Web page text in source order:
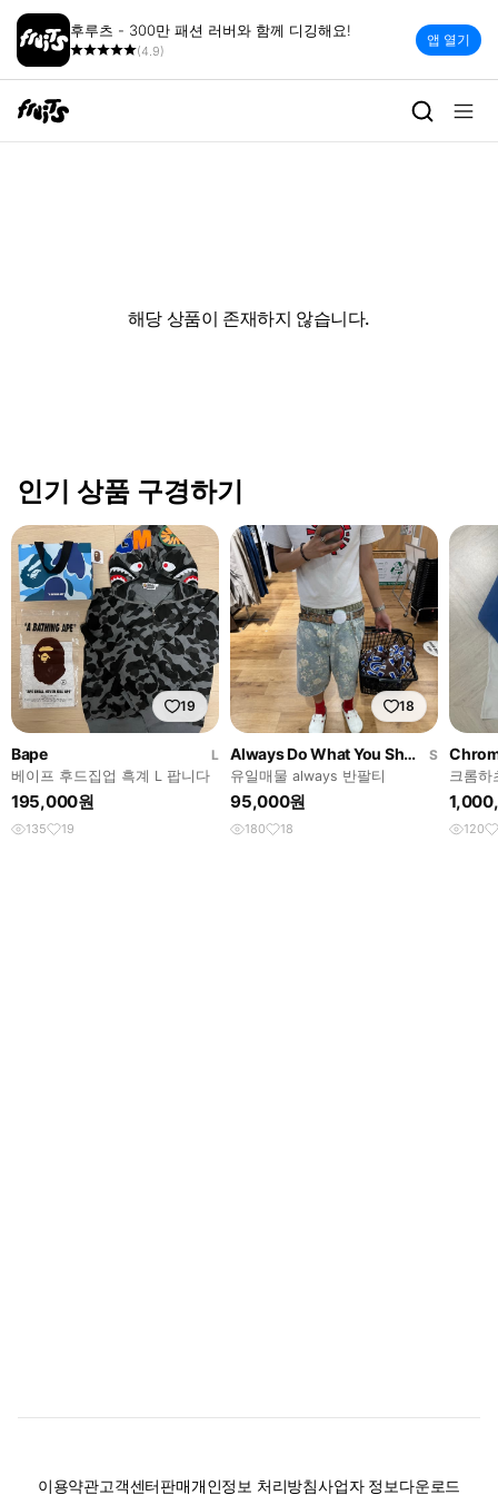
후루츠 - 300만 패션 러버와 함께 디깅해요!
(4.9)
앱 열기
해당 상품이 존재하지 않습니다.
인기 상품 구경하기
19
Bape
L
베이프 후드집업 흑계 L 팝니다
195,000원
135 19
18
Always Do What You Should Do
S
유일매물 always 반팔티
95,000원
180 18
크롬하
리브
120
이용약관고객센터판매개인정보 처리방침사업자 정보다운로드